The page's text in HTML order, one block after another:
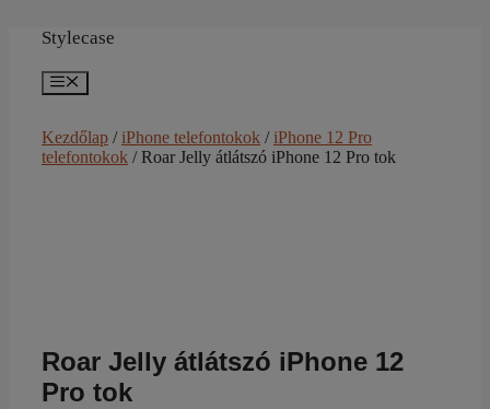
Stylecase
Kezdőlap / iPhone telefontokok / iPhone 12 Pro
telefontokok / Roar Jelly átlátszó iPhone 12 Pro tok
Roar Jelly átlátszó iPhone 12
Pro tok